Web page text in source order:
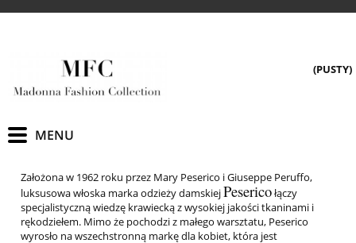
(PUSTY)
Założona w 1962 roku przez Mary Peserico i Giuseppe Peruffo,
luksusowa włoska marka odzieży damskiejPesericołączy
specjalistyczną wiedzę krawiecką z wysokiej jakości tkaninami i
rękodziełem. Mimo że pochodzi z małego warsztatu, Peserico
wyrosło na wszechstronną markę dla kobiet, która jest